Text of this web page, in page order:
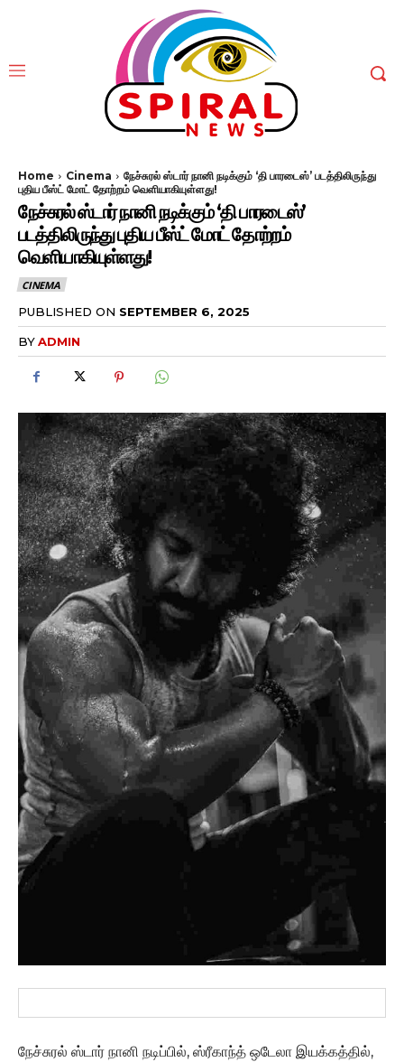
Home Cinema
நேச்சுரல் ஸ்டார் நானி நடிக்கும் ‘தி பாரடைஸ்’ படத்திலிருந்து
புதிய பீஸ்ட் மோட் தோற்றம் வெளியாகியுள்ளது!
நேச்சுரல் ஸ்டார் நானி நடிக்கும் ‘தி பாரடைஸ்’
படத்திலிருந்து புதிய பீஸ்ட் மோட் தோற்றம்
வெளியாகியுள்ளது!
CINEMA
PUBLISHED ON SEPTEMBER 6, 2025
BYADMIN
நேச்சுரல் ஸ்டார் நானி நடிப்பில், ஸ்ரீகாந்த் ஒடேலா இயக்கத்தில்,